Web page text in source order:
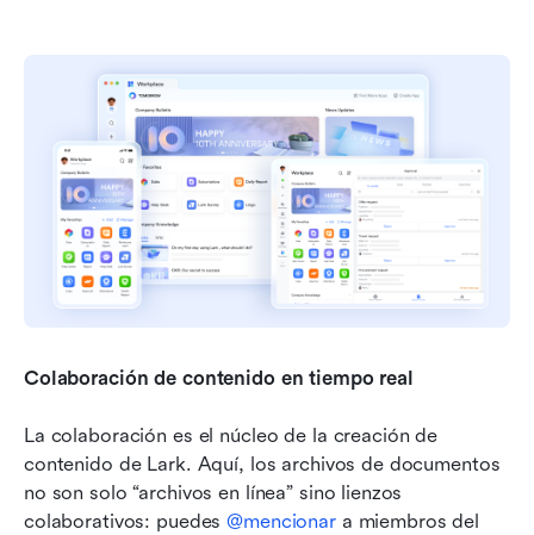
Colaboración de contenido en tiempo real
La colaboración es el núcleo de la creación de
contenido de Lark. Aquí, los archivos de documentos
no son solo “archivos en línea” sino lienzos
colaborativos: puedes @mencionar a miembros del